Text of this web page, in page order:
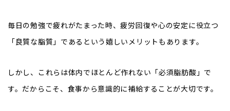
毎日の勉強で疲れがたまった時、疲労回復や心の安定に役立つ
「良質な脂質」であるという嬉しいメリットもあります。
しかし、これらは体内でほとんど作れない「必須脂肪酸」で
す。だからこそ、食事から意識的に補給することが大切です。